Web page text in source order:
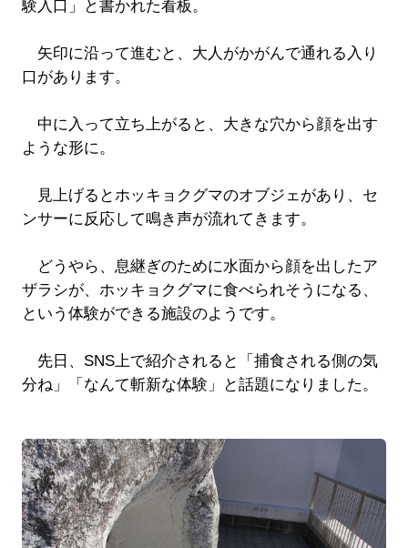
験入口」と書かれた看板。
矢印に沿って進むと、大人がかがんで通れる入り
口があります。
中に入って立ち上がると、大きな穴から顔を出す
ような形に。
見上げるとホッキョクグマのオブジェがあり、セ
ンサーに反応して鳴き声が流れてきます。
どうやら、息継ぎのために水面から顔を出したア
ザラシが、ホッキョクグマに食べられそうになる、
という体験ができる施設のようです。
先日、SNS上で紹介されると「捕食される側の気
分ね」「なんて斬新な体験」と話題になりました。